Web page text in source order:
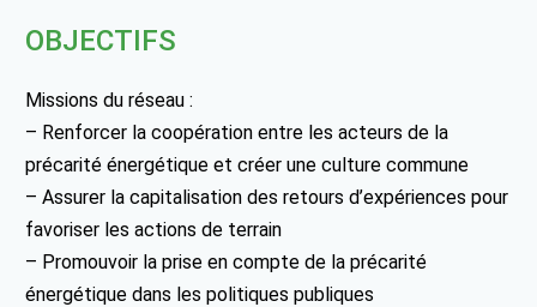
OBJECTIFS
Missions du réseau :
– Renforcer la coopération entre les acteurs de la
précarité énergétique et créer une culture commune
– Assurer la capitalisation des retours d’expériences pour
favoriser les actions de terrain
– Promouvoir la prise en compte de la précarité
énergétique dans les politiques publiques